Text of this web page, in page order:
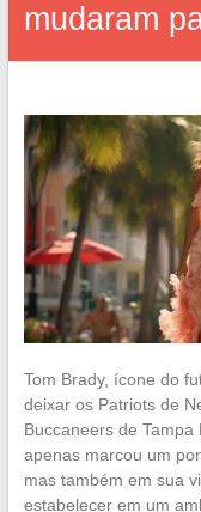
mudaram
Tom Brady, ícone do
deixar os Patriots de
Buccaneers de
apenas marcou um
mas também em sua
estabelecer em um